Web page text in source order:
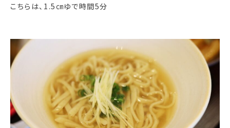
こちらは、1.5㎝ゆで時間5分